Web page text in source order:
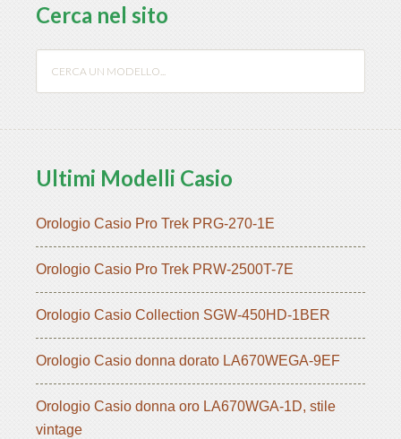
Cerca nel sito
Ultimi Modelli Casio
Orologio Casio Pro Trek PRG-270-1E
Orologio Casio Pro Trek PRW-2500T-7E
Orologio Casio Collection SGW-450HD-1BER
Orologio Casio donna dorato LA670WEGA-9EF
Orologio Casio donna oro LA670WGA-1D, stile
vintage